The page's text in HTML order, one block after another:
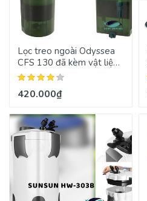
Lọc treo ngoài Odyssea
CFS 130 đã kèm vật liệu
lọc
420.000₫